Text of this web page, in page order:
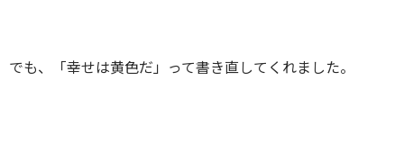
でも、「幸せは黄色だ」って書き直してくれました。